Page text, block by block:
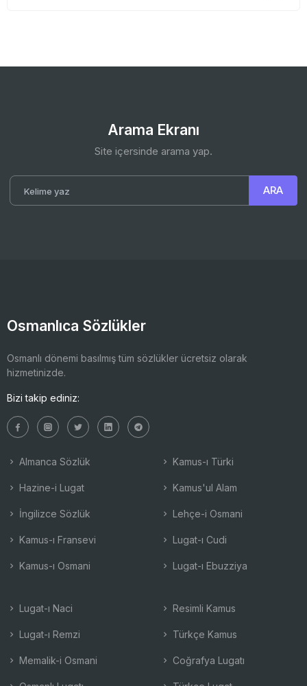
Arama Ekranı
Site içersinde arama yap.
Osmanlıca Sözlükler
Osmanlı dönemi basılmış tüm sözlükler ücretsiz olarak
hizmetinizde.
Bizi takip ediniz:
Almanca Sözlük
Hazine-i Lugat
İngilizce Sözlük
Kamus-ı Fransevi
Kamus-ı Osmani
Kamus-ı Türki
Kamus'ul Alam
Lehçe-i Osmani
Lugat-ı Cudi
Lugat-ı Ebuzziya
Lugat-ı Naci
Lugat-ı Remzi
Memalik-i Osmani
Resimli Kamus
Türkçe Kamus
Coğrafya Lugatı